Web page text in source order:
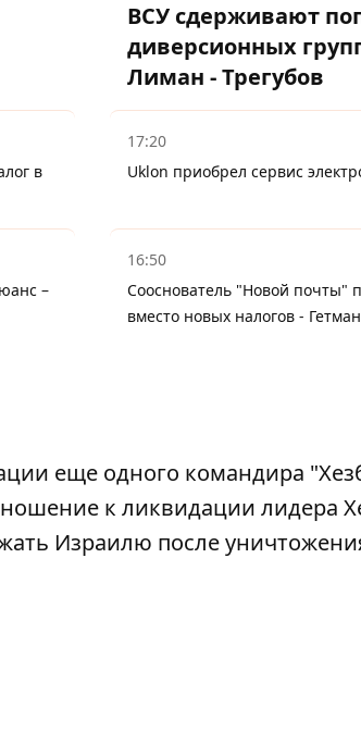
ВСУ сдерживают
диверсионных
Лиман - Трегубов
в
17:20
Uklon приобрел сервис
–
16:50
Сооснователь "Новой почты"
вместо новых налогов -
еще одного командира
к ликвидации лидера
Израилю после